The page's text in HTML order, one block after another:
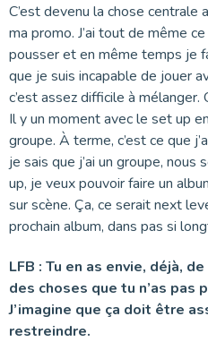
C’est devenu la chose centrale
ma promo. J’ai tout de même
pousser et en même temps je
que je suis incapable de jouer
c’est assez difficile à
Il y un moment avec le set up
groupe. À terme, c’est ce que
je sais que j’ai un groupe, nous
up, je veux pouvoir faire un
sur scène. Ça, ce serait next
prochain album, dans pas si
LFB : Tu en as envie, déjà,
des choses que tu n’as pas
J’imagine que ça doit être
restreindre.